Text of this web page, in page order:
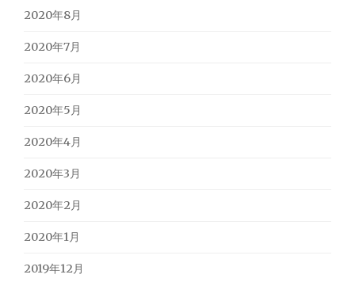
2020年8月
2020年7月
2020年6月
2020年5月
2020年4月
2020年3月
2020年2月
2020年1月
2019年12月